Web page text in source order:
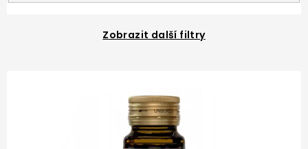
Zobrazit další filtry